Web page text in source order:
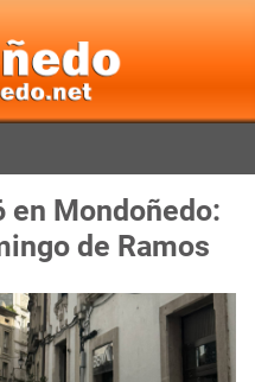
en Mondoñedo:
de Ramos